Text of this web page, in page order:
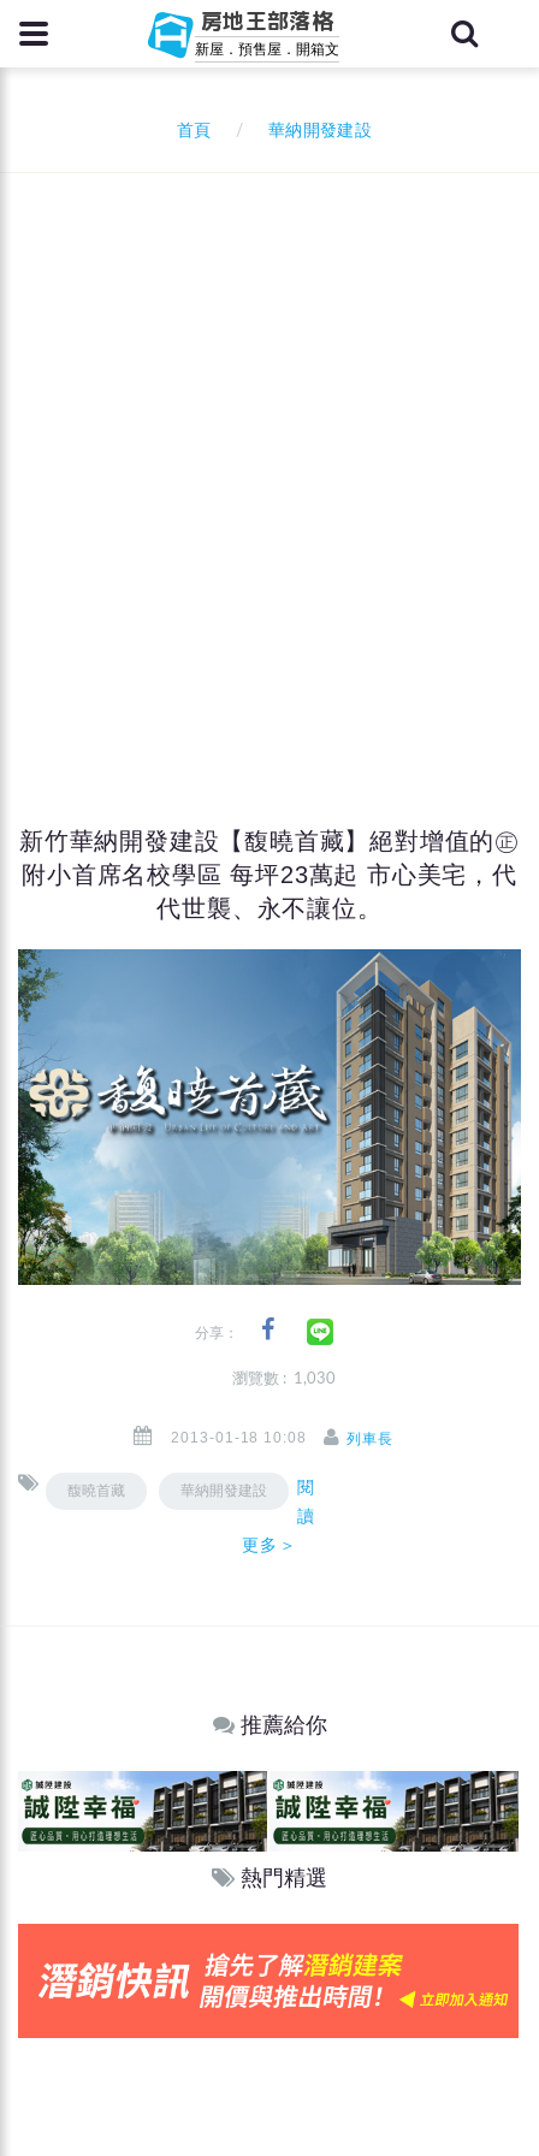
房地王部落格
新屋．預售屋．開箱文
首頁 華納開發建設
新竹華納開發建設【馥曉首藏】絕對增值的㊣
附小首席名校學區 每坪23萬起 市心美宅，代
代世襲、永不讓位。
分享：
瀏覽數 : 1,030
2013-01-18 10:08 列車長
馥曉首藏 華納開發建設
閱
讀
更多＞
推薦給你
熱門精選